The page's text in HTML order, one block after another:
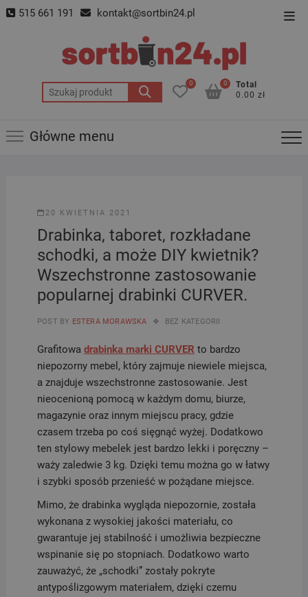
Skip 515 661 191 kontakt@sortbin24.pl
Szukaj:
0
Total
0.00 zł
0
Główne menu
20 KWIETNIA 2021
Drabinka, taboret, rozkładane
schodki, a może DIY kwietnik?
Wszechstronne zastosowanie
popularnej drabinki CURVER.
POST BY ESTERA MORAWSKA BEZ KATEGORII
Grafitowa drabinka marki CURVER to bardzo
niepozorny mebel, który zajmuje niewiele miejsca,
a znajduje wszechstronne zastosowanie. Jest
nieocenioną pomocą w każdym domu, biurze,
magazynie oraz innym miejscu pracy, gdzie
czasem trzeba po coś sięgnąć wyżej. Dodatkowo
ten stylowy mebelek jest bardzo lekki i poręczny –
waży zaledwie 3 kg. Dzięki temu można go w łatwy
i szybki sposób przenieść w pożądane miejsce.
Mimo, że drabinka wygląda niepozornie, została
wykonana z wysokiej jakości materiału, co
gwarantuje jej stabilność i umożliwia bezpieczne
wspinanie się po stopniach. Dodatkowo warto
zauważyć, że „schodki” zostały pokryte
antypoślizgowym materiałem, dzięki czemu